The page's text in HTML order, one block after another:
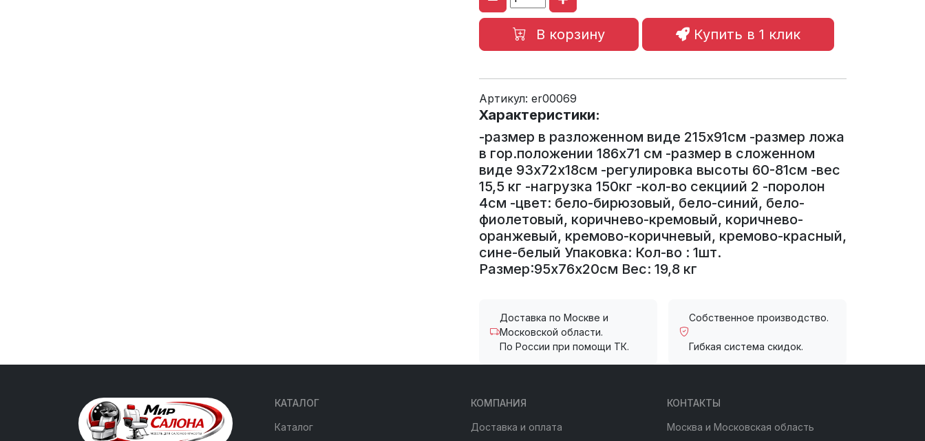
В корзину Купить в 1 клик
Артикул: er00069
Характеристики:
-размер в разложенном виде 215х91см -размер ложа
в гор.положении 186х71 см -размер в сложенном
виде 93х72х18см -регулировка высоты 60-81см -вес
15,5 кг -нагрузка 150кг -кол-во секциий 2 -поролон
4см -цвет: бело-бирюзовый, бело-синий, бело-
фиолетовый, коричнево-кремовый, коричнево-
оранжевый, кремово-коричневый, кремово-красный,
сине-белый Упаковка: Кол-во : 1шт.
Размер:95х76х20см Вес: 19,8 кг
Доставка по Москве и
Московской области.
По России при помощи ТК.
Собственное производство.
Гибкая система скидок.
КАТАЛОГ
Каталог
КОМПАНИЯ
Доставка и оплата
КОНТАКТЫ
Москва и Московская область